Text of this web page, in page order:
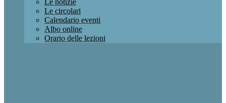
Le notizie
Le circolari
Calendario eventi
Albo online
Orario delle lezioni